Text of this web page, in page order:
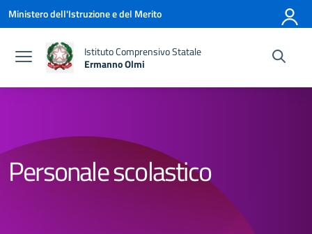
Vai ai contenuti
Vai al menu di navigazione
Vai al footer
Ministero dell'Istruzione e del Merito
Istituto Comprensivo Statale
Ermanno Olmi
Personale scolastico